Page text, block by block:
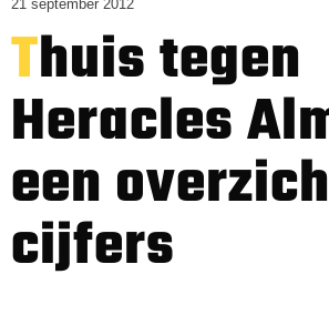
21 september 2012
Thuis tegen
Heracles
een
cijfers